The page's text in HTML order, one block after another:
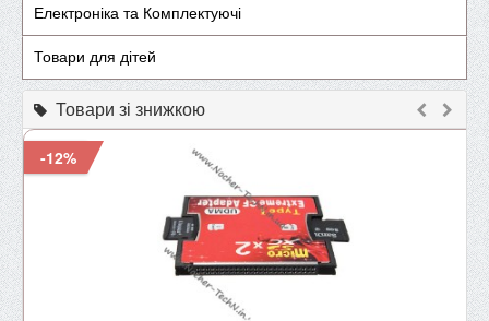
Електроніка та Комплектуючі
Товари для дітей
Товари зі знижкою
-12%